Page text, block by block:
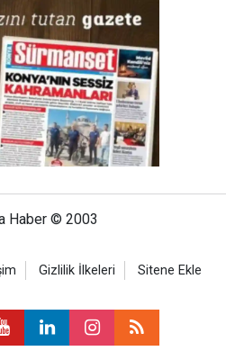
Haber © 2003
Gizlilik İlkeleri Sitene Ekle